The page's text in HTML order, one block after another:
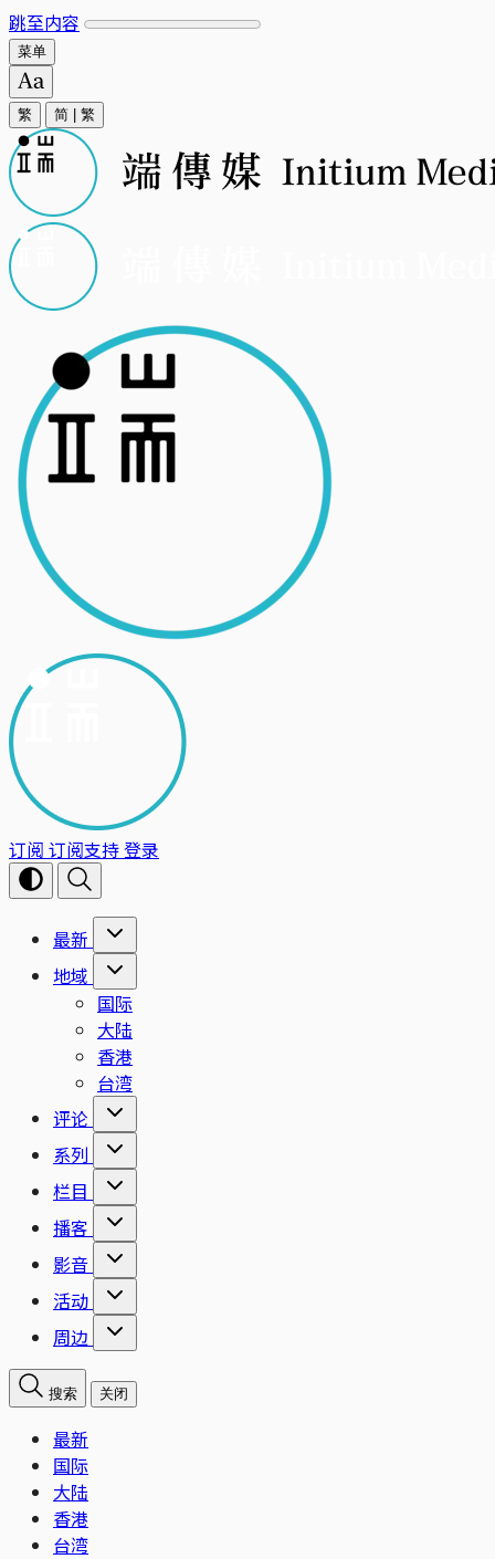
跳至内容
菜单
繁 简 繁
订阅 订阅支持登录
最新
地域
国际
大陆
香港
台湾
评论
系列
栏目
播客
影音
活动
周边
搜索 关闭
最新
国际
大陆
香港
台湾